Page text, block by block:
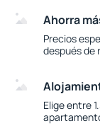
Ahorra
Precios
después de
Elige entre